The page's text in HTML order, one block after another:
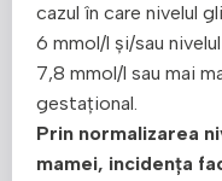
cazul în care nivelul
6 mmol/l și/sau
7,8 mmol/l sau mai
gestațional.
Prin normalizarea
mamei, incidența